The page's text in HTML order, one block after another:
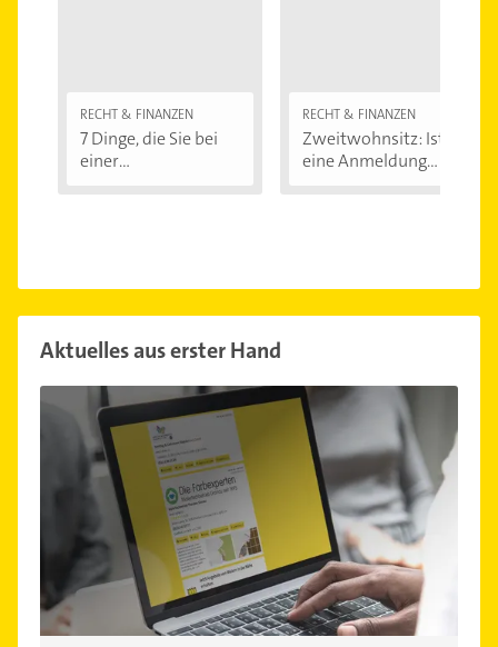
RECHT & FINANZEN
7 Dinge, die Sie bei
einer
RECHT & FINANZEN
Zweitwohnsitz: Ist
eine Anmeldung...
Aktuelles aus erster Hand